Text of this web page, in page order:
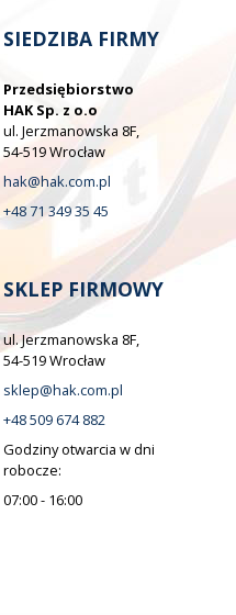
SIEDZIBA FIRMY
Przedsiębiorstwo
HAK Sp. z o.o
ul. Jerzmanowska 8F,
54-519 Wrocław
hak@hak.com.pl
+48 71 349 35 45
SKLEP FIRMOWY
ul. Jerzmanowska 8F,
54-519 Wrocław
sklep@hak.com.pl
+48 509 674 882
Godziny otwarcia w dni
robocze:
07:00 - 16:00